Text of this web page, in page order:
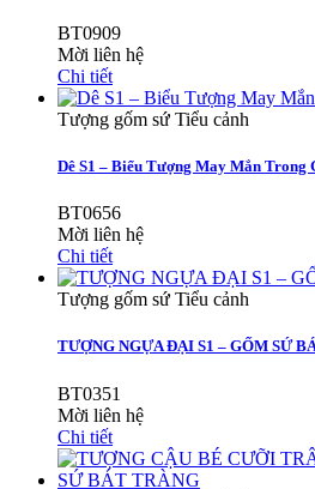
BT0909
Mời liên hệ
Chi tiết
Tượng gốm sứ Tiểu cảnh
Dê S1 – Biểu Tượng May Mắn Trong
BT0656
Mời liên hệ
Chi tiết
Tượng gốm sứ Tiểu cảnh
TƯỢNG NGỰA ĐẠI S1 – GỐM SỨ
BT0351
Mời liên hệ
Chi tiết